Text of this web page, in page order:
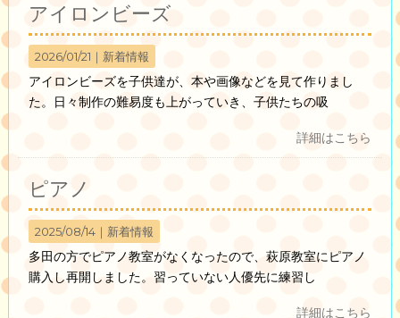
アイロンビーズ
2026/01/21｜ 新着情報
アイロンビーズを子供達が、本や画像などを見て作りまし
た。日々制作の難易度も上がっていき、子供たちの吸
詳細はこちら
ピアノ
2025/08/14｜ 新着情報
多田の方でピアノ教室がなくなったので、萩原教室にピアノ
購入し再開しました。習っていない人優先に練習し
詳細はこちら